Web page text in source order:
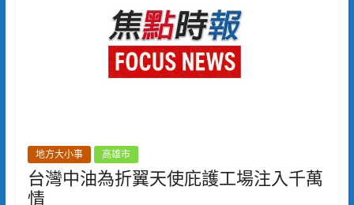
地方大小事 高雄市
台灣中油為折翼天使庇護工場注入千萬
情